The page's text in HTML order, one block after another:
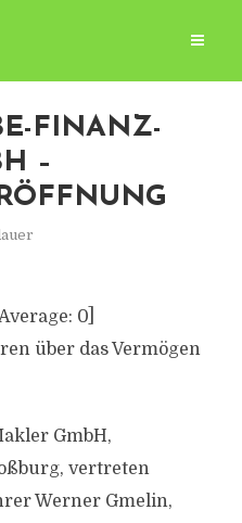
FINANZ-
–
0]
über das Vermögen
GmbH,
vertreten
Werner Gmelin,